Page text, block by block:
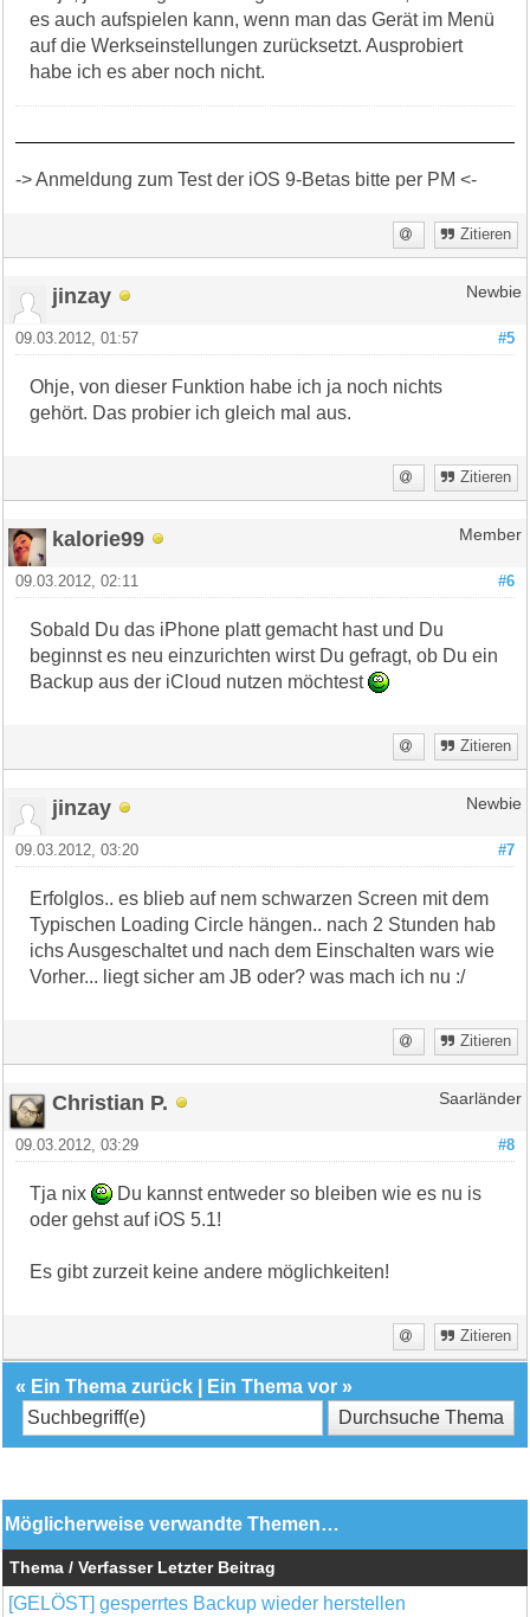
es auch aufspielen kann, wenn man das Gerät im Menü
auf die Werkseinstellungen zurücksetzt. Ausprobiert
habe ich es aber noch nicht.
-> Anmeldung zum Test der iOS 9-Betas bitte per PM <-
Zitieren
jinzay Newbie
#5
09.03.2012, 01:57
Ohje, von dieser Funktion habe ich ja noch nichts
gehört. Das probier ich gleich mal aus.
Zitieren
kalorie99 Member
#6
09.03.2012, 02:11
Sobald Du das iPhone platt gemacht hast und Du
beginnst es neu einzurichten wirst Du gefragt, ob Du ein
Backup aus der iCloud nutzen möchtest
Zitieren
jinzay Newbie
#7
09.03.2012, 03:20
Erfolglos.. es blieb auf nem schwarzen Screen mit dem
Typischen Loading Circle hängen.. nach 2 Stunden hab
ichs Ausgeschaltet und nach dem Einschalten wars wie
Vorher... liegt sicher am JB oder? was mach ich nu :/
Zitieren
Christian P. Saarländer
#8
09.03.2012, 03:29
Tja nix
Du kannst entweder so bleiben wie es nu is
oder gehst auf iOS 5.1!
Es gibt zurzeit keine andere möglichkeiten!
Zitieren
« Ein Thema zurück Ein Thema vor »
Möglicherweise verwandte Themen…
Thema / Verfasser Letzter Beitrag
[GELÖST] gesperrtes Backup wieder herstellen